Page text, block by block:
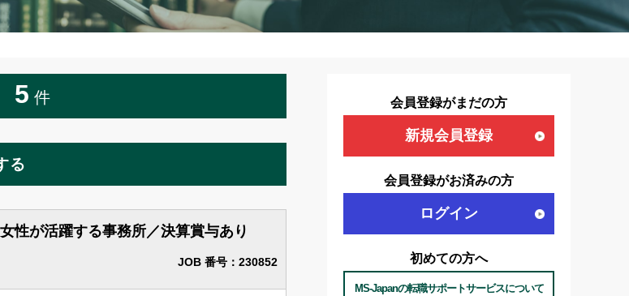
5 件
る
法律事務所・特許事務所で探す
性が活躍する事務所／決算賞与あり
JOB 番号：230852
会員登録がまだの方
新規会員登録
会員登録がお済みの方
ログイン
初めての方へ
MS-Japanの転職サポートサービスについて